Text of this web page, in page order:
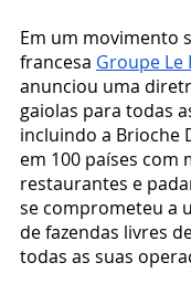
Em um movimento
francesa Groupe Le
anunciou uma
gaiolas para todas
incluindo a Brioche
em 100 países com
restaurantes e
se comprometeu a
de fazendas livres
todas as suas